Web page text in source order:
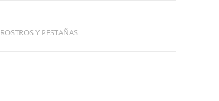
ROSTROS Y PESTAÑAS